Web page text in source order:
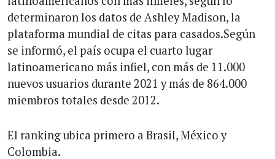
determinaron los datos de Ashley Madison, la
plataforma mundial de citas para casados.Según
se informó, el país ocupa el cuarto lugar
latinoamericano más infiel, con más de 11.000
nuevos usuarios durante 2021 y más de 864.000
miembros totales desde 2012.
El ranking ubica primero a Brasil, México y
Colombia.